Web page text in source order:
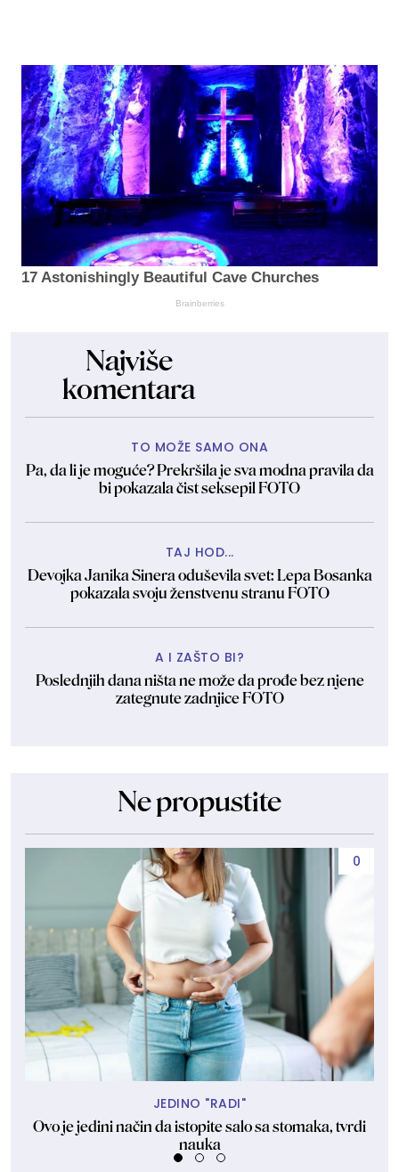
17 Astonishingly Beautiful Cave Churches
Brainberries
Najviše
komentara
TO MOŽE SAMO ONA
Pa, da li je moguće? Prekršila je sva modna pravila da
bi pokazala čist seksepil FOTO
TAJ HOD...
Devojka Janika Sinera oduševila svet: Lepa Bosanka
pokazala svoju ženstvenu stranu FOTO
A I ZAŠTO BI?
Poslednjih dana ništa ne može da prođe bez njene
zategnute zadnjice FOTO
Ne propustite
0
JEDINO "RADI"
Ovo je jedini način da istopite salo sa stomaka, tvrdi
nauka